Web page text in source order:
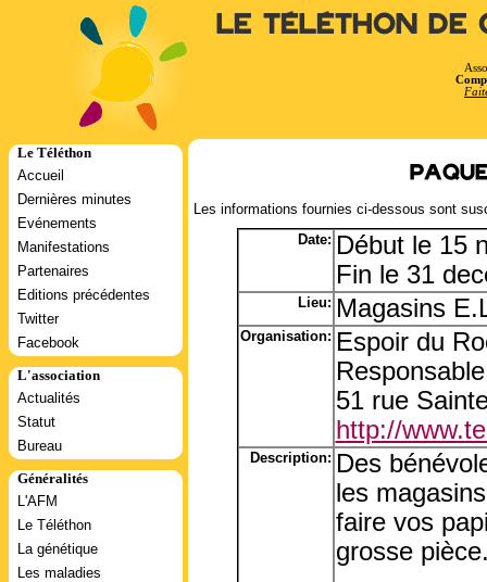
Le Téléthon de
Le Téléthon
Accueil
Dernières minutes
Evénements
Manifestations
Partenaires
Editions précédentes
Twitter
Facebook
L'association
Actualités
Statut
Bureau
Généralités
L'AFM
Le Téléthon
La génétique
Les maladies
Les informations fournies ci-dessous sont
Date: Début le 15
Fin le 31
Lieu: Magasins
Organisation: Espoir du
51 rue
http://
Description: Des
les
faire vos
grosse